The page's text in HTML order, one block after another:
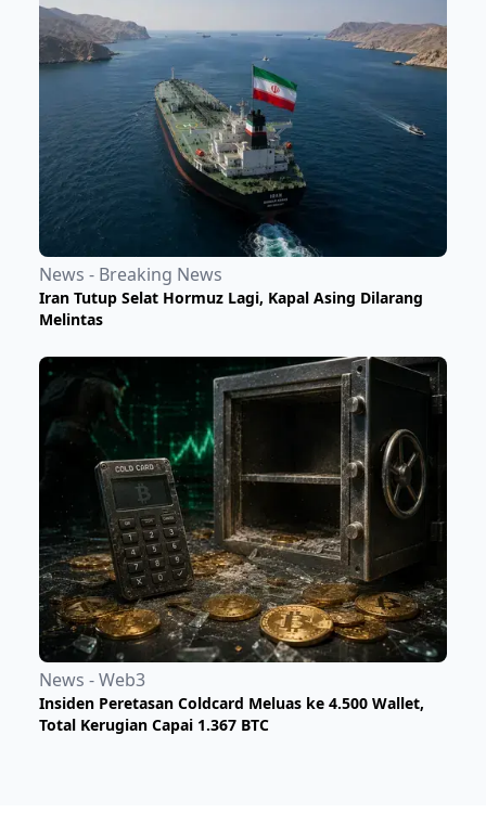
News - Breaking News
Iran Tutup Selat Hormuz Lagi, Kapal Asing Dilarang
Melintas
News - Web3
Insiden Peretasan Coldcard Meluas ke 4.500 Wallet,
Total Kerugian Capai 1.367 BTC